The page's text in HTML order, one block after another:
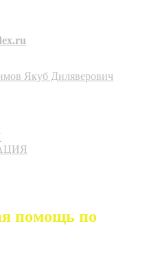
помощь по